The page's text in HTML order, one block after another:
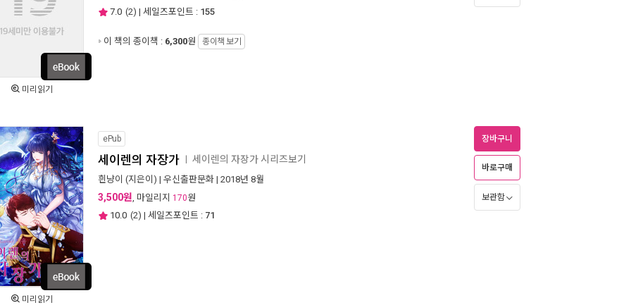
미리읽기
7.0 (2) | 세일즈포인트 : 155
이 책의 종이책 : 6,300원 종이책 보기
미리읽기
ePub
세이렌의 자장가 세이렌의 자장가 시리즈보기
흰냥이 (지은이) | 우신출판문화 | 2018년 8월
3,500원, 마일리지 170원
10.0 (2) | 세일즈포인트 : 71
장바구니
바로구매
보관함